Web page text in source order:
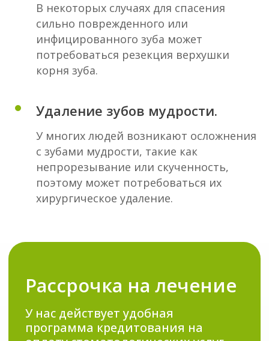
В некоторых случаях для спасения
сильно поврежденного или
инфицированного зуба может
потребоваться резекция верхушки
корня зуба.
Удаление зубов мудрости.
У многих людей возникают осложнения
с зубами мудрости, такие как
непрорезывание или скученность,
поэтому может потребоваться их
хирургическое удаление.